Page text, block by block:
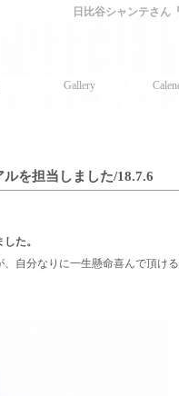
日比谷シャンテさん
Gallery
を担当しました/18.7.6
た。
自分なりに一生懸命喜んで頂け